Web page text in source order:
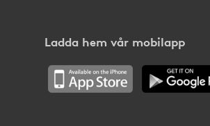
Ladda hem vår mobilapp